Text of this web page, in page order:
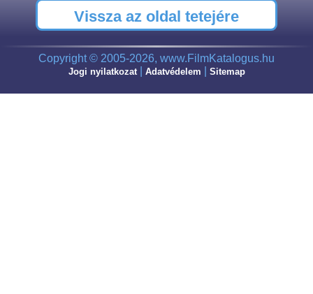
Vissza az oldal tetejére
Copyright © 2005-2026, www.FilmKatalogus.hu
Jogi nyilatkozat| Adatvédelem Sitemap